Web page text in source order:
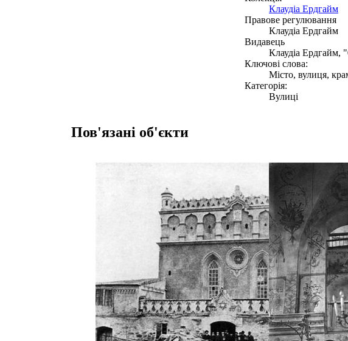
Клаудіа Ердгайм
Правове регулювання
Клаудіа Ердгайм
Видавець
Клаудіа Ердгайм,
Ключові слова:
Місто, вулиця,
Категорія:
Вулиці
Пов'язані об'єкти